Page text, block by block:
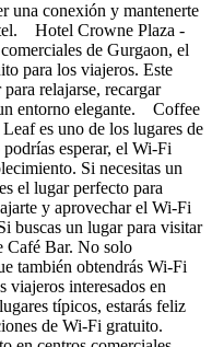
una conexión y mantenerte
Hotel Crowne Plaza -
de Gurgaon, el
para los viajeros. Este
relajarse, recargar
entorno elegante. Coffee
es uno de los lugares de
esperar, el Wi-Fi
Si necesitas un
el lugar perfecto para
y aprovechar el Wi-Fi
un lugar para visitar
Café Bar. No solo
también obtendrás Wi-Fi
interesados en
típicos, estarás feliz
de Wi-Fi gratuito.